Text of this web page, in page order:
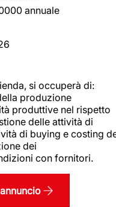
annuale
si occuperà di:
produzione
produttive nel rispetto
delle attività di
di buying e costing
dei
con fornitori.